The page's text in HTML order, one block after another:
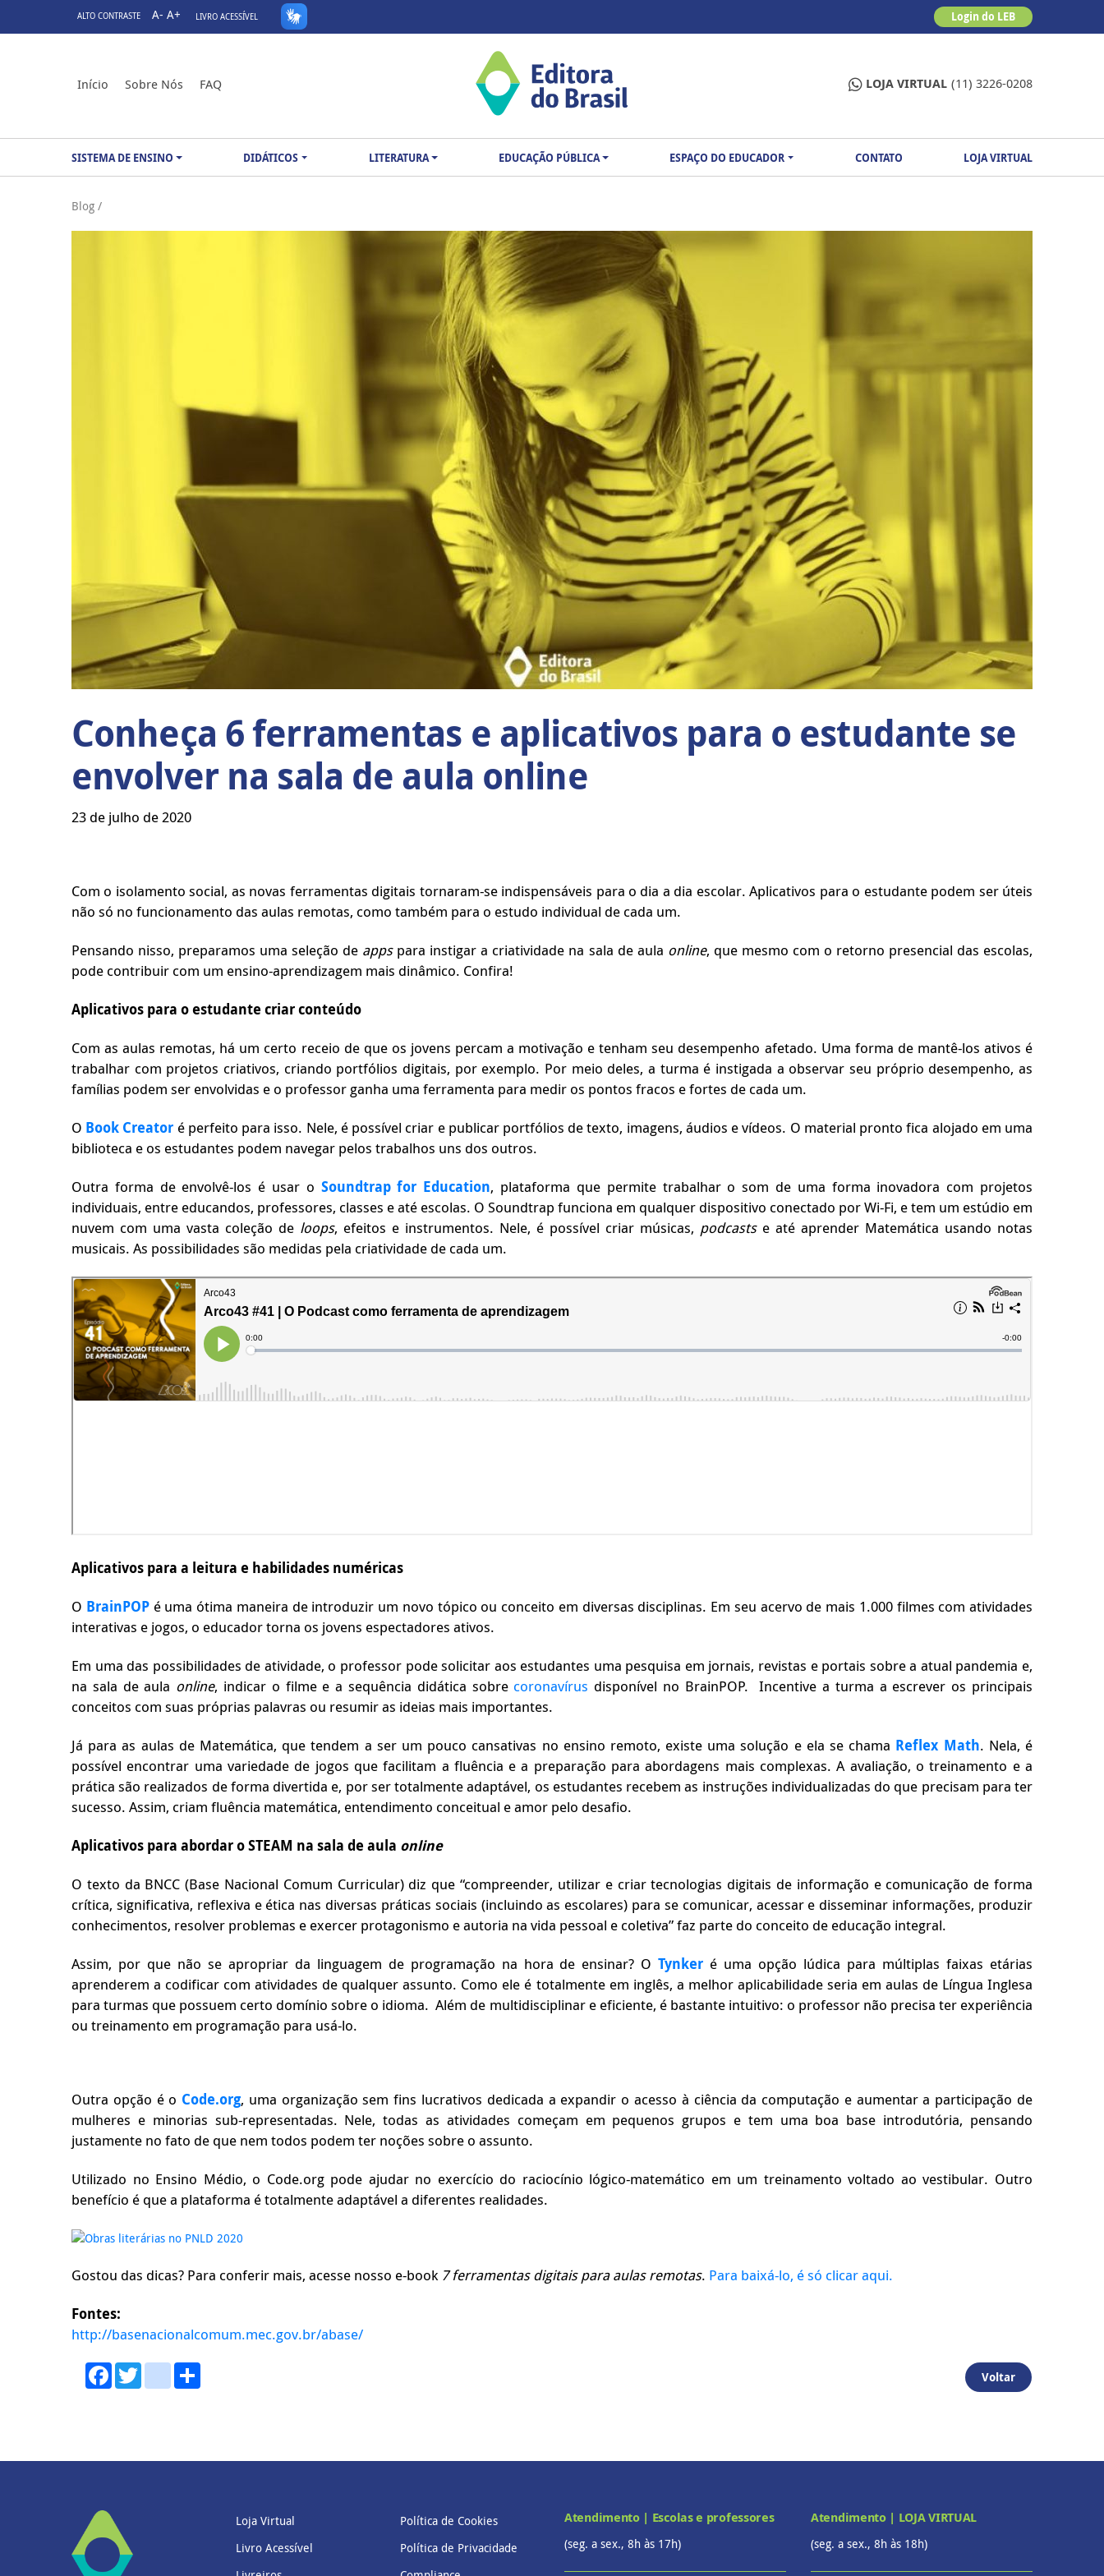
ALTO CONTRASTE A- A+ LIVRO ACESSÍVEL Login do LEB
Início Sobre Nós FAQ LOJA VIRTUAL (11) 3226-0208
SISTEMA DE ENSINO DIDÁTICOS LITERATURA EDUCAÇÃO PÚBLICA ESPAÇO DO EDUCADOR CONTATO LOJA VIRTUAL
Blog /
Conheça 6 ferramentas e aplicativos para o estudante se
envolver na sala de aula online
23 de julho de 2020
Com o isolamento social, as novas ferramentas digitais tornaram-se indispensáveis para o dia a dia escolar. Aplicativos para o estudante podem ser úteis
não só no funcionamento das aulas remotas, como também para o estudo individual de cada um.
Pensando nisso, preparamos uma seleção de appspara instigar a criatividade na sala de aula online, que mesmo com o retorno presencial das escolas,
pode contribuir com um ensino-aprendizagem mais dinâmico. Confira!
Aplicativos para o estudante criar conteúdo
Com as aulas remotas, há um certo receio de que os jovens percam a motivação e tenham seu desempenho afetado. Uma forma de mantê-los ativos é
trabalhar com projetos criativos, criando portfólios digitais, por exemplo. Por meio deles, a turma é instigada a observar seu próprio desempenho, as
famílias podem ser envolvidas e o professor ganha uma ferramenta para medir os pontos fracos e fortes de cada um.
O Book Creator é perfeito para isso. Nele, é possível criar e publicar portfólios de texto, imagens, áudios e vídeos. O material pronto fica alojado em uma
biblioteca e os estudantes podem navegar pelos trabalhos uns dos outros.
Outra forma de envolvê-los é usar o Soundtrap for Education, plataforma que permite trabalhar o som de uma forma inovadora com projetos
individuais, entre educandos, professores, classes e até escolas. O Soundtrap funciona em qualquer dispositivo conectado por Wi-Fi, e tem um estúdio em
nuvem com uma vasta coleção de loops, efeitos e instrumentos. Nele, é possível criar músicas, podcasts e até aprender Matemática usando notas
musicais. As possibilidades são medidas pela criatividade de cada um.
Aplicativos para a leitura e habilidades numéricas
O BrainPOP é uma ótima maneira de introduzir um novo tópico ou conceito em diversas disciplinas. Em seu acervo de mais 1.000 filmes com atividades
interativas e jogos, o educador torna os jovens espectadores ativos.
Em uma das possibilidades de atividade, o professor pode solicitar aos estudantes uma pesquisa em jornais, revistas e portais sobre a atual pandemia e,
na sala de aula online, indicar o filme e a sequência didática sobre coronavírus disponível no BrainPOP. Incentive a turma a escrever os principais
conceitos com suas próprias palavras ou resumir as ideias mais importantes.
Já para as aulas de Matemática, que tendem a ser um pouco cansativas no ensino remoto, existe uma solução e ela se chama Reflex Math. Nela, é
possível encontrar uma variedade de jogos que facilitam a fluência e a preparação para abordagens mais complexas. A avaliação, o treinamento e a
prática são realizados de forma divertida e, por ser totalmente adaptável, os estudantes recebem as instruções individualizadas do que precisam para ter
sucesso. Assim, criam fluência matemática, entendimento conceitual e amor pelo desafio.
Aplicativos para abordar o STEAM na sala de aula online
O texto da BNCC (Base Nacional Comum Curricular) diz que “compreender, utilizar e criar tecnologias digitais de informação e comunicação de forma
crítica, significativa, reflexiva e ética nas diversas práticas sociais (incluindo as escolares) para se comunicar, acessar e disseminar informações, produzir
conhecimentos, resolver problemas e exercer protagonismo e autoria na vida pessoal e coletiva” faz parte do conceito de educação integral.
Assim, por que não se apropriar da linguagem de programação na hora de ensinar? OTynker é uma opção lúdica para múltiplas faixas etárias
aprenderem a codificar com atividades de qualquer assunto. Como ele é totalmente em inglês, a melhor aplicabilidade seria em aulas de Língua Inglesa
para turmas que possuem certo domínio sobre o idioma. Além de multidisciplinar e eficiente, é bastante intuitivo: o professor não precisa ter experiência
ou treinamento em programação para usá-lo.
Outra opção é o Code.org, uma organização sem fins lucrativos dedicada a expandir o acesso à ciência da computação e aumentar a participação de
mulheres e minorias sub-representadas. Nele, todas as atividades começam em pequenos grupos e tem uma boa base introdutória, pensando
justamente no fato de que nem todos podem ter noções sobre o assunto.
Utilizado no Ensino Médio, o Code.org pode ajudar no exercício do raciocínio lógico-matemático em um treinamento voltado ao vestibular. Outro
benefício é que a plataforma é totalmente adaptável a diferentes realidades.
Gostou das dicas? Para conferir mais, acesse nosso e-book 7 ferramentas digitais para aulas remotas. Para baixá-lo, é só clicar aqui.
Fontes:
http://basenacionalcomum.mec.gov.br/abase/
FacebookTwitteryoutube
Voltar
Loja Virtual
Livro Acessível
Política de Cookies
Política de Privacidade
Atendimento | Escolas e professores
(seg. a sex., 8h às 17h)
Atendimento | LOJA VIRTUAL
(seg. a sex., 8h às 18h)